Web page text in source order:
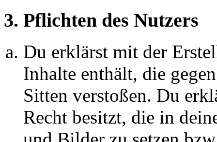
3. Pflichten des Nutzers
Du erklärst mit der
Inhalte enthält, die
Sitten verstoßen. Du
Recht besitzt, die in